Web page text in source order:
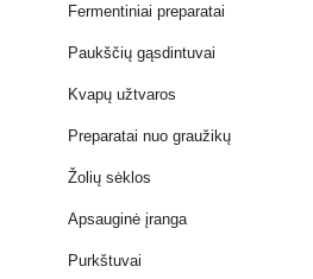
Fermentiniai preparatai
Paukščių gąsdintuvai
Kvapų užtvaros
Preparatai nuo graužikų
Žolių sėklos
Apsauginė įranga
Purkštuvai